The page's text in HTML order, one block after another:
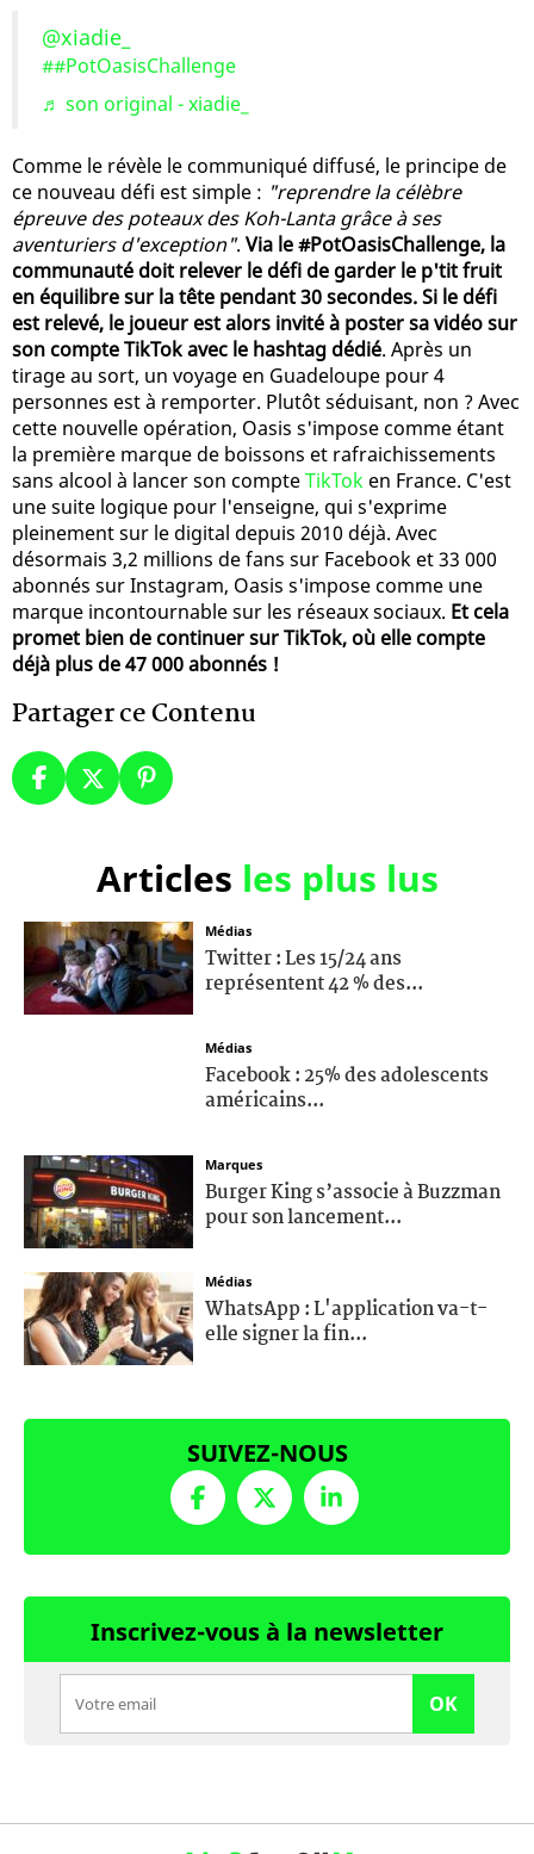
@xiadie_
##PotOasisChallenge
♬ son original - xiadie_
Comme le révèle le communiqué diffusé, le principe de
ce nouveau défi est simple : "reprendre la célèbre
épreuve des poteaux des Koh-Lanta grâce à ses
aventuriers d'exception". Via le #PotOasisChallenge, la
communauté doit relever le défi de garder le p'tit fruit
en équilibre sur la tête pendant 30 secondes. Si le défi
est relevé, le joueur est alors invité à poster sa vidéo sur
son compte TikTok avec le hashtag dédié. Après un
tirage au sort, un voyage en Guadeloupe pour 4
personnes est à remporter. Plutôt séduisant, non ? Avec
cette nouvelle opération, Oasis s'impose comme étant
la première marque de boissons et rafraichissements
sans alcool à lancer son compteTikTok en France. C'est
une suite logique pour l'enseigne, qui s'exprime
pleinement sur le digital depuis 2010 déjà. Avec
désormais 3,2 millions de fans sur Facebook et 33 000
abonnés sur Instagram, Oasis s'impose comme une
marque incontournable sur les réseaux sociaux. Et cela
promet bien de continuer sur TikTok, où elle compte
déjà plus de 47 000 abonnés !
Partager ce Contenu
Articles les plus lus
Médias
Twitter : Les 15/24 ans
représentent 42 % des...
Médias
Facebook : 25% des adolescents
américains...
Marques
Burger King s’associe à Buzzman
pour son lancement...
Médias
WhatsApp : L'application va-t-
elle signer la fin...
SUIVEZ-NOUS
Inscrivez-vous à la newsletter
OK